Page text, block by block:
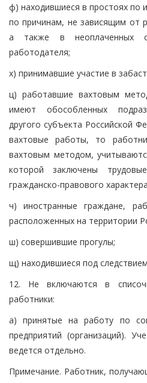
ф) находившиеся в простоях по
по причинам, не зависящим от
а также в неоплаченных
работодателя;
х) принимавшие участие в
ц) работавшие вахтовым
имеют обособленных
другого субъекта Российской
вахтовые работы, то
вахтовым методом,
которой заключены
гражданско-правового
ч) иностранные граждане,
расположенных на территории
ш) совершившие прогулы;
щ) находившиеся под
12. Не включаются в
работники:
а) принятые на работу по
предприятий (организаций).
ведется отдельно.
Примечание. Работник,